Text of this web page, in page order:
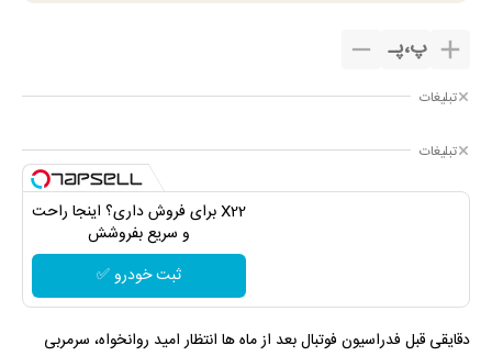
پ،پـ
تبلیغات
تبلیغات
X22 برای فروش داری؟ اینجا راحت
و سریع بفروشش
ثبت خودرو ✅
دقایقی قبل فدراسیون فوتبال بعد از ماه ها انتظار امید روانخواه، سرمربی